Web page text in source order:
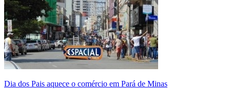
Dia dos Pais aquece o comércio em Pará de Minas